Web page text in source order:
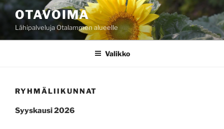
Siirry
sisältöönOTAVOIMA
Lähipalveluja Otalammen alueelle
Valikko
RYHMÄLIIKUNNAT
Syyskausi 2026